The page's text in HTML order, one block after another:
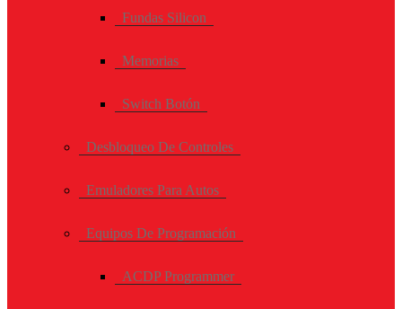
Fundas Silicon
Memorias
Switch Botón
Desbloqueo De Controles
Emuladores Para Autos
Equipos De Programación
ACDP Programmer